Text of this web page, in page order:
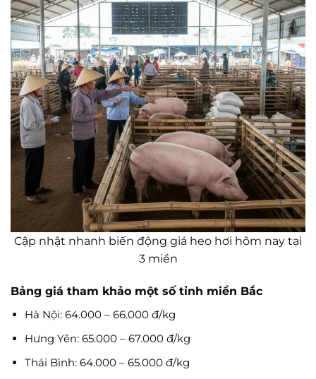
Cập nhật nhanh biến động giá heo hơi hôm nay tại
3 miền
Bảng giá tham khảo một số tỉnh miền Bắc
Hà Nội: 64.000 – 66.000 đ/kg
Hưng Yên: 65.000 – 67.000 đ/kg
Thái Bình: 64.000 – 65.000 đ/kg